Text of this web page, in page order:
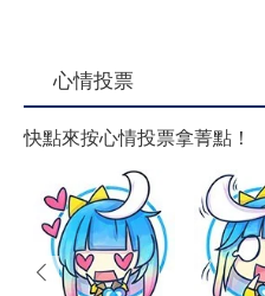
心情投票
快點來按心情投票拿菁點！
prev